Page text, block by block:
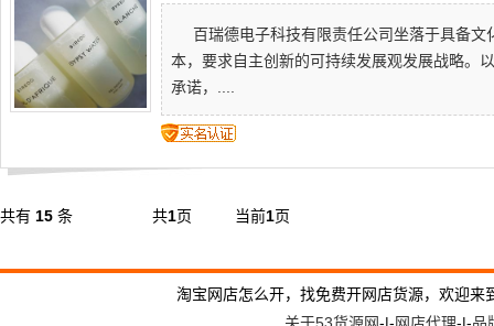
百瑞德电子科技有限责任公司坐落于具备文
本，要求自主创新的可持续发展观发展战略。
承诺，....
共有 15 条 共1页 当前1页
淘宝网店怎么开，找免费开网店货源，欢迎